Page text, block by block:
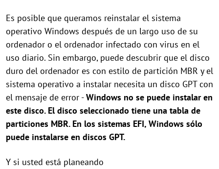
Es posible que queramos reinstalar el sistema
operativo Windows después de un largo uso de su
ordenador o el ordenador infectado con virus en el
uso diario. Sin embargo, puede descubrir que el disco
duro del ordenador es con estilo de partición MBR y el
sistema operativo a instalar necesita un disco GPT con
el mensaje de error -Windows no se puede instalar en
este disco. El disco seleccionado tiene una tabla de
particiones MBR. En los sistemas EFI, Windows sólo
puede instalarse en discos GPT.
Y si usted está planeando